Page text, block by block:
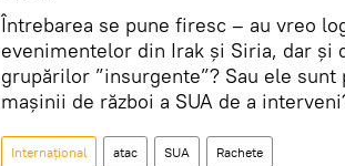
Întrebarea se pune firesc – au vreo
evenimentelor din Irak și Siria, dar și
grupărilor ”insurgente”? Sau ele
mașinii de război a SUA de a
Internaţional atac SUA Rachete